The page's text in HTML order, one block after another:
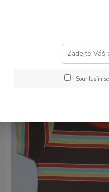
Souhlasím se